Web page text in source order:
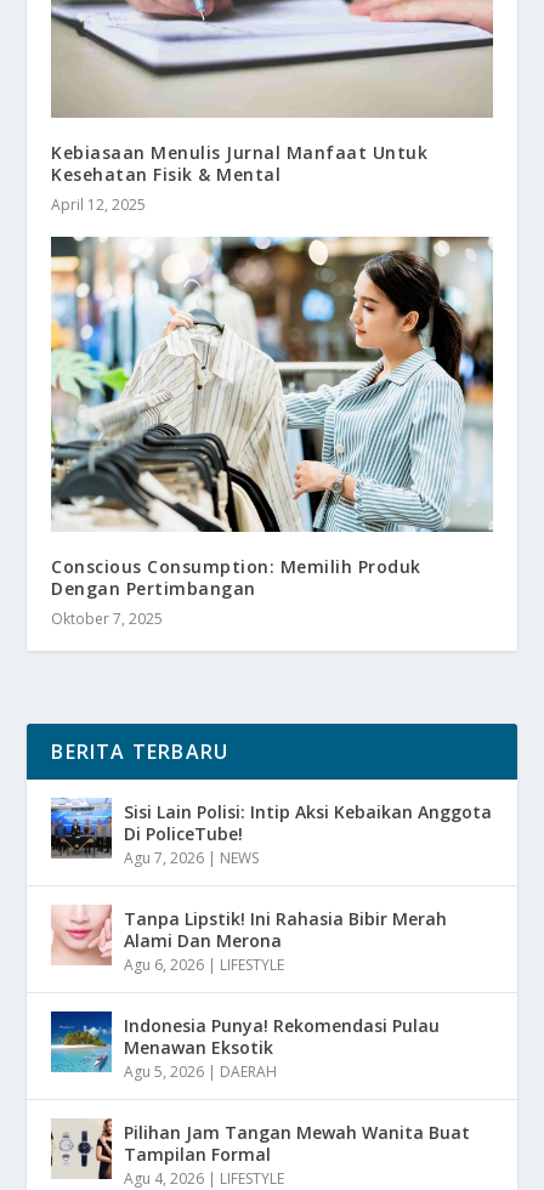
Kebiasaan Menulis Jurnal Manfaat Untuk
Kesehatan Fisik & Mental
April 12, 2025
Conscious Consumption: Memilih Produk
Dengan Pertimbangan
Oktober 7, 2025
BERITA TERBARU
Sisi Lain Polisi: Intip Aksi Kebaikan Anggota
Di PoliceTube!
Agu 7, 2026 | NEWS
Tanpa Lipstik! Ini Rahasia Bibir Merah
Alami Dan Merona
Agu 6, 2026 | LIFESTYLE
Indonesia Punya! Rekomendasi Pulau
Menawan Eksotik
Agu 5, 2026 | DAERAH
Pilihan Jam Tangan Mewah Wanita Buat
Tampilan Formal
Agu 4, 2026 | LIFESTYLE